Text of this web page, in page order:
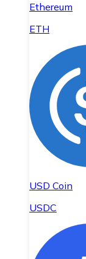
Ethereum
ETH
USD Coin
USDC